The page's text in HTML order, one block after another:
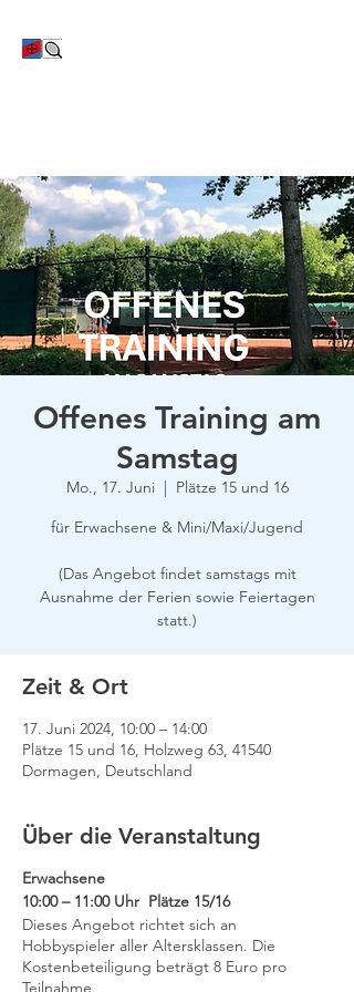
Offenes Training am
Samstag
Mo., 17. Juni
  |
Plätze 15 und 16
für Erwachsene & Mini/Maxi/Jugend
(Das Angebot findet samstags mit
Ausnahme der Ferien sowie Feiertagen
Zeit & Ort
17. Juni 2024, 10:00 – 14:00
Plätze 15 und 16, Holzweg 63, 41540
Dormagen, Deutschland
Über die Veranstaltung
Erwachsene
10:00 – 11:00 Uhr Plätze 15/16
Dieses Angebot richtet sich an
Hobbyspieler aller Altersklassen. Die
Kostenbeteiligung beträgt 8 Euro pro
Teilnahme.